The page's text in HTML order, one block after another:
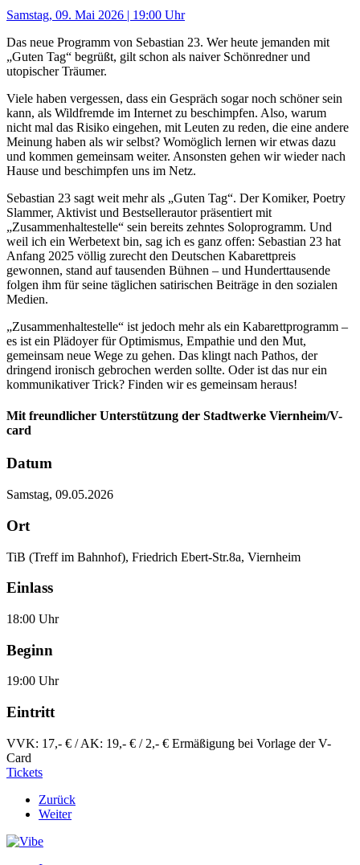
Samstag, 09. Mai 2026 | 19:00 Uhr
Das neue Programm von Sebastian 23. Wer heute jemanden mit
„Guten Tag“ begrüßt, gilt schon als naiver Schönredner und
utopischer Träumer.
Viele haben vergessen, dass ein Gespräch sogar noch schöner sein
kann, als Wildfremde im Internet zu beschimpfen. Also, warum
nicht mal das Risiko eingehen, mit Leuten zu reden, die eine andere
Meinung haben als wir selbst? Womöglich lernen wir etwas dazu
und kommen gemeinsam weiter. Ansonsten gehen wir wieder nach
Hause und beschimpfen uns im Netz.
Sebastian 23 sagt weit mehr als „Guten Tag“. Der Komiker, Poetry
Slammer, Aktivist und Bestsellerautor präsentiert mit
„Zusammenhaltestelle“ sein bereits zehntes Soloprogramm. Und
weil ich ein Werbetext bin, sag ich es ganz offen: Sebastian 23 hat
Anfang 2025 völlig zurecht den Deutschen Kabarettpreis
gewonnen, stand auf tausenden Bühnen – und Hunderttausende
folgen ihm für seine täglichen satirischen Beiträge in den sozialen
Medien.
„Zusammenhaltestelle“ ist jedoch mehr als ein Kabarettprogramm –
es ist ein Plädoyer für Optimismus, Empathie und den Mut,
gemeinsam neue Wege zu gehen. Das klingt nach Pathos, der
dringend ironisch gebrochen werden sollte. Oder ist das nur ein
kommunikativer Trick? Finden wir es gemeinsam heraus!
Mit freundlicher Unterstützung der Stadtwerke Viernheim/V-
card
Datum
Samstag, 09.05.2026
Ort
TiB (Treff im Bahnhof), Friedrich Ebert-Str.8a, Viernheim
Einlass
18:00 Uhr
Beginn
19:00 Uhr
Eintritt
VVK: 17,- € / AK: 19,- € / 2,- € Ermäßigung bei Vorlage der V-
Card
Tickets
Zurück
Weiter